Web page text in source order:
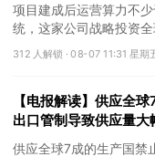
项目建成后运营算力不
统，这家公司战略投资
312 人解锁 ·08-07 11:31 星期
【电报解读】供应全
出口管制导致供应量
供应全球7成的生产国禁